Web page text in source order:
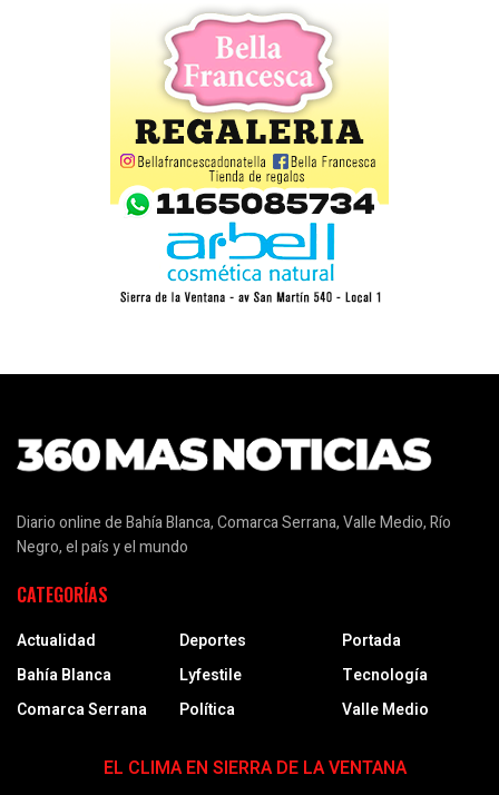
Diario online de Bahía Blanca, Comarca Serrana, Valle Medio, Río
Negro, el país y el mundo
CATEGORÍAS
Actualidad
Bahía Blanca
Comarca Serrana
Deportes
Lyfestile
Política
Portada
Tecnología
Valle Medio
EL CLIMA EN SIERRA DE LA VENTANA